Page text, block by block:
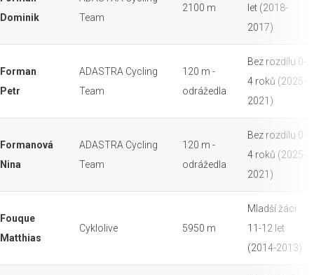
Dominik
Team
2100 m
let (2018-
2017)
Forman
Petr
ADASTRA Cycling
Team
120 m -
odrážedla
Bez rozdílu 0-
4 roků (2025-
2021)
Formanová
Nina
ADASTRA Cycling
Team
120 m -
odrážedla
Bez rozdílu 0-
4 roků (2025-
2021)
Fouque
Matthias
Cyklolive 5950 m
Mladší žáci
11-12 let
(2014-2013)